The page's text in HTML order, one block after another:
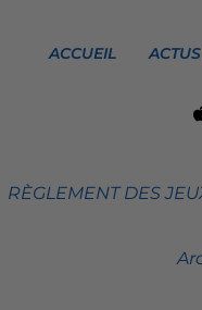
ACCUEIL
RÈGLEMENT DES